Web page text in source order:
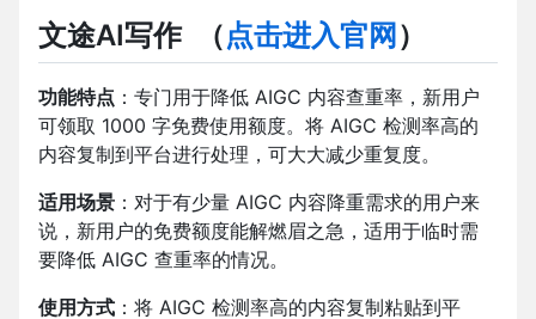
文途AI写作（点击进入官网 ）
功能特点 ：专门用于降低 AIGC 内容查重率，新用户
可领取 1000 字免费使用额度。将 AIGC 检测率高的
内容复制到平台进行处理，可大大减少重复度。
适用场景 ：对于有少量 AIGC 内容降重需求的用户来
说，新用户的免费额度能解燃眉之急，适用于临时需
要降低 AIGC 查重率的情况。
使用方式 ：将 AIGC 检测率高的内容复制粘贴到平